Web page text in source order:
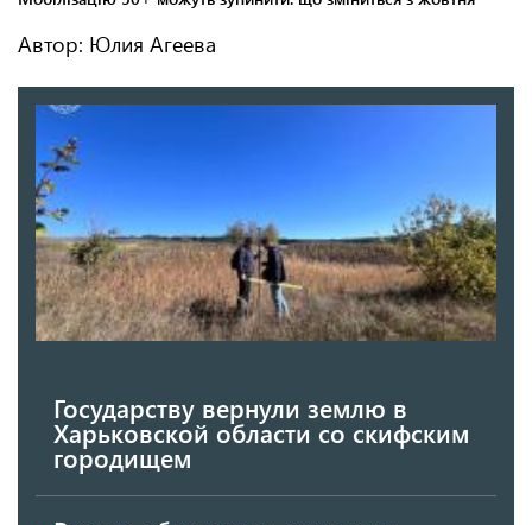
Автор: Юлия Агеева
Государству вернули землю в
Харьковской области со скифским
городищем